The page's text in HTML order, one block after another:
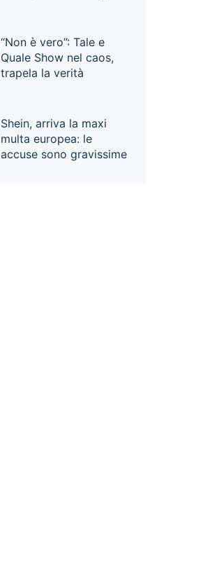
“Non è vero”: Tale e
Quale Show nel caos,
trapela la verità
Shein, arriva la maxi
multa europea: le
accuse sono gravissime